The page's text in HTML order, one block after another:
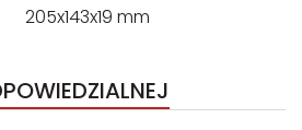
205x143x19 mm